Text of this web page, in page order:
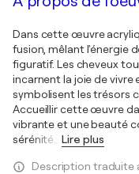
Dans cette œuvre
fusion, mêlant l'énergie
figuratif. Les cheveux
incarnent la joie de vivre
symbolisent les trésors
Accueillir cette œuvre
vibrante et une beauté
sérénité… Lire plus
Description traduite